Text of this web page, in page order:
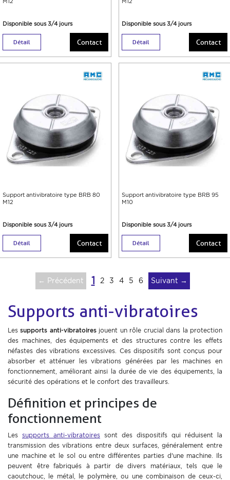
Disponible sous 3/4 jours
Détail Contact
Disponible sous 3/4 jours
Détail Contact
Support antivibratoire type BRB 80
M12
Disponible sous 3/4 jours
Détail Contact
Support antivibratoire type BRB 95
M10
Disponible sous 3/4 jours
Détail Contact
← Précédent 1 2 3 4 5 6 Suivant →
Supports anti-vibratoires
Lessupports anti-vibratoiresjouent un rôle crucial dans la protection
des machines, des équipements et des structures contre les effets
néfastes des vibrations excessives. Ces dispositifs sont conçus pour
absorber et atténuer les vibrations générées par les machines en
fonctionnement, améliorant ainsi la durée de vie des équipements, la
sécurité des opérations et le confort des travailleurs.
Définition et principes de
fonctionnement
Les supports anti-vibratoires sont des dispositifs qui réduisent la
transmission des vibrations entre deux surfaces, généralement entre
une machine et le sol ou entre différentes parties d'une machine. Ils
peuvent être fabriqués à partir de divers matériaux, tels que le
caoutchouc, le métal, le polymère, ou une combinaison de ceux-ci,